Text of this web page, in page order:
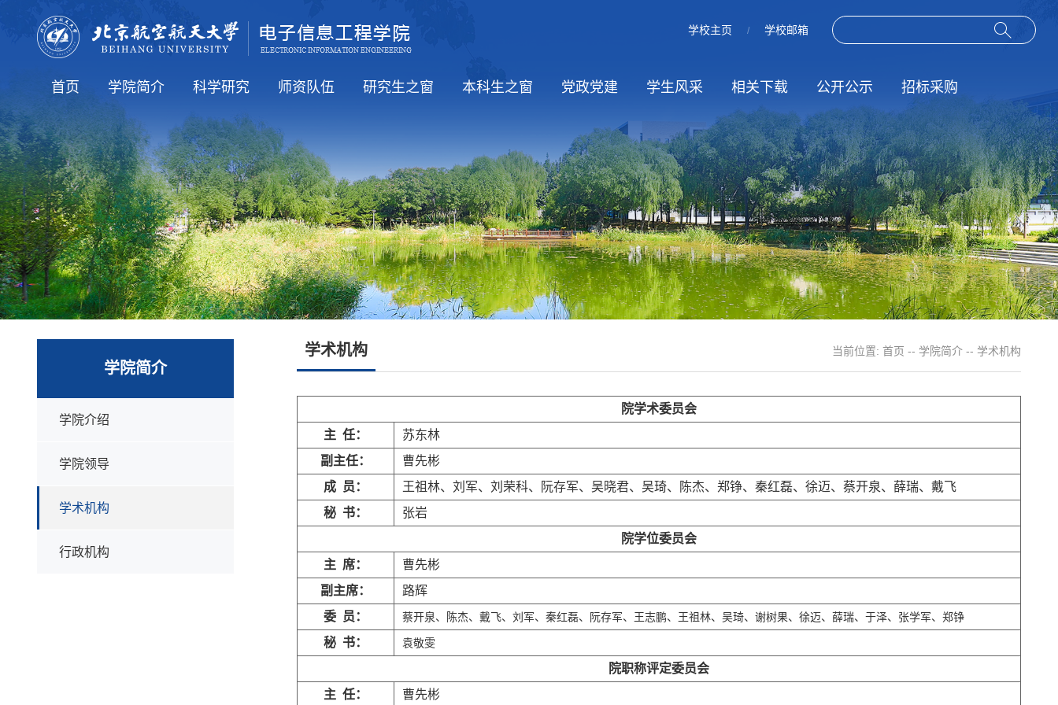
学校主页 / 学校邮箱
首页
学院要闻
通知公告
人才培养
就业信息
国际交流
学院简介
学院介绍
学院领导
学术机构
行政机构
科学研究
科研方向
科研学术
师资队伍 研究生之窗 本科生之窗 党政党建
党风廉政
工会活动
学生风采 相关下载
规章制度
公开公示 招标采购
招标信息
服务指南
结果公示
学院简介
学院介绍
学院领导
学术机构
行政机构
学术机构 当前位置: 首页 -- 学院简介 -- 学术机构
院学术委员会
主 任：
苏东林
副主任：
曹先彬
成 员：
王祖林、刘军、刘荣科、阮存军、吴晓君、吴琦、陈杰、郑铮、秦红磊、徐迈、蔡开泉、薛瑞、戴飞
秘 书：
张岩
院学位委员会
主 席：
曹先彬
副主席：
路辉
委 员：
蔡开泉、陈杰、戴飞、刘军、秦红磊、阮存军、王志鹏、王祖林、吴琦、谢树果、徐迈、薛瑞、于泽、张学军、郑铮
秘 书： 袁敬雯
院职称评定委员会
主 任： 曹先彬